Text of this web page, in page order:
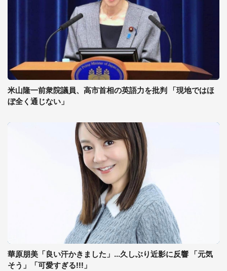
米山隆一前衆院議員、高市首相の英語力を批判 「現地ではほ
ぼ全く通じない」
華原朋美「良い汗かきました」...久しぶり近影に反響 「元気
そう」「可愛すぎる!!!」